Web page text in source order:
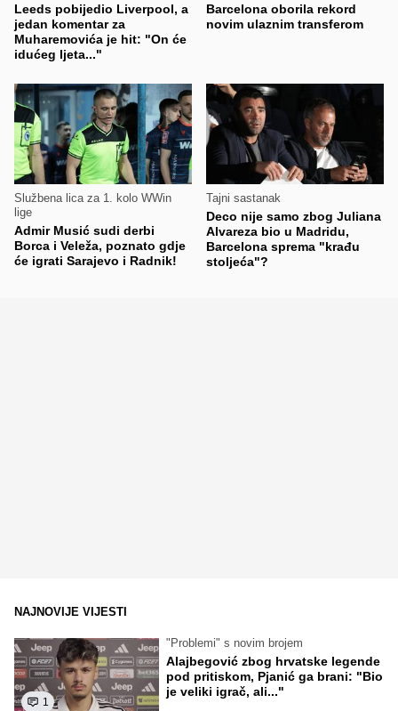
Leeds pobijedio Liverpool, a
jedan komentar za
Muharemovića je hit: "On će
idućeg ljeta..."
Barcelona oborila rekord
novim ulaznim transferom
Službena lica za 1. kolo WWin
lige
Admir Musić sudi derbi
Borca i Veleža, poznato gdje
će igrati Sarajevo i Radnik!
Tajni sastanak
Deco nije samo zbog Juliana
Alvareza bio u Madridu,
Barcelona sprema "krađu
stoljeća"?
NAJNOVIJE VIJESTI
1
"Problemi" s novim brojem
Alajbegović zbog hrvatske legende
pod pritiskom, Pjanić ga brani: "Bio
je veliki igrač, ali..."